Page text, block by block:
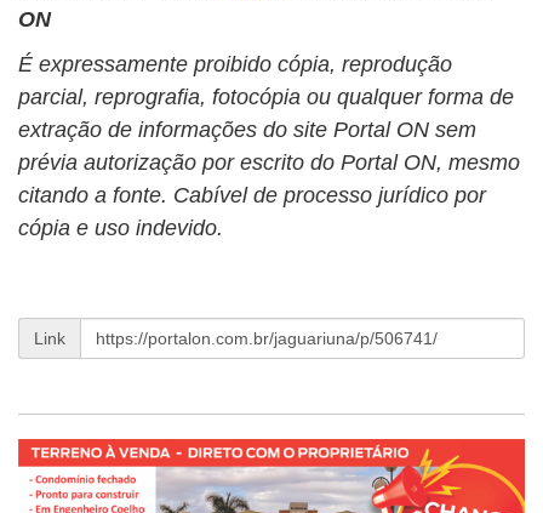
ON
É expressamente proibido cópia, reprodução
parcial, reprografia, fotocópia ou qualquer forma de
extração de informações do site Portal ON sem
prévia autorização por escrito do Portal ON, mesmo
citando a fonte. Cabível de processo jurídico por
cópia e uso indevido.
Link